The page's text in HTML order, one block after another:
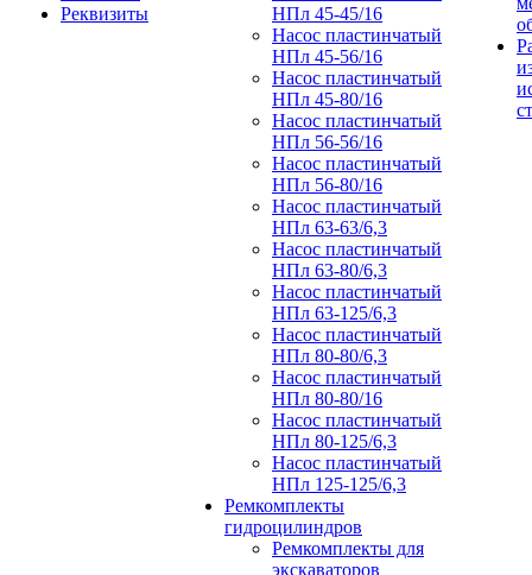
Реквизиты
НПл 45-45/16
Насос пластинчатый
НПл 45-56/16
Насос пластинчатый
НПл 45-80/16
Насос пластинчатый
НПл 56-56/16
Насос пластинчатый
НПл 56-80/16
Насос пластинчатый
НПл 63-63/6,3
Насос пластинчатый
НПл 63-80/6,3
Насос пластинчатый
НПл 63-125/6,3
Насос пластинчатый
НПл 80-80/6,3
Насос пластинчатый
НПл 80-80/16
Насос пластинчатый
НПл 80-125/6,3
Насос пластинчатый
НПл 125-125/6,3
Ремкомплекты
гидроцилиндров
Ремкомплекты для
экскаваторов